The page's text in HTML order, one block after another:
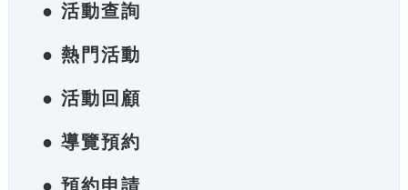
● 活動查詢
● 熱門活動
● 活動回顧
● 導覽預約
● 預約申請